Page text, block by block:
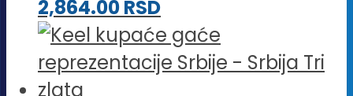
2,864.00RSD